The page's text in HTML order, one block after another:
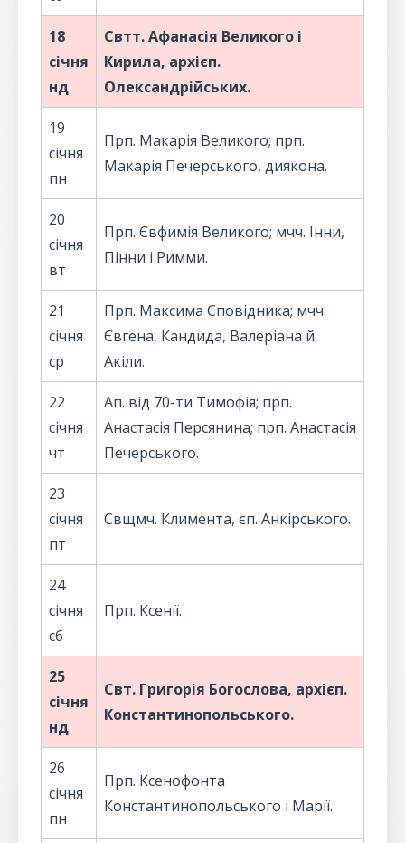
18
січня
нд
Свтт. Афанасія Великого і
Кирила, архієп.
Олександрійських.
19
січня
пн
Прп. Макарія Великого; прп.
Макарія Печерського, диякона.
20
січня
вт
Прп. Євфимія Великого; мчч. Інни,
Пінни і Римми.
21
січня
ср
Прп. Максима Сповідника; мчч.
Євгена, Кандида, Валеріана й
Акіли.
22
січня
чт
Ап. від 70-ти Тимофія; прп.
Анастасія Персянина; прп. Анастасія
Печерського.
23
січня
пт
Свщмч. Климента, єп. Анкірського.
24
січня
сб
Прп. Ксенії.
25
січня
нд
Свт. Григорія Богослова, архієп.
Константинопольського.
26
січня
пн
Прп. Ксенофонта
Константинопольського і Марії.